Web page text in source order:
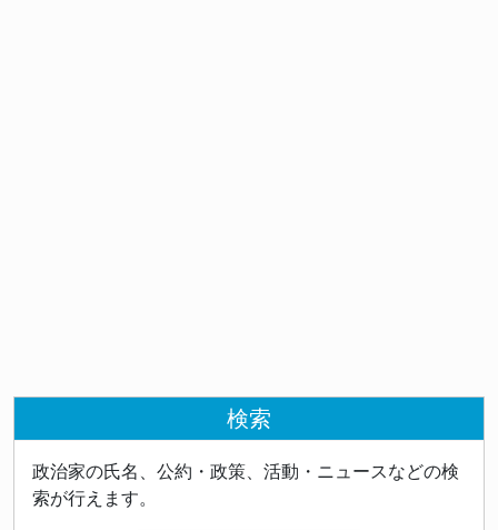
検索
政治家の氏名、公約・政策、活動・ニュースなどの検
索が行えます。